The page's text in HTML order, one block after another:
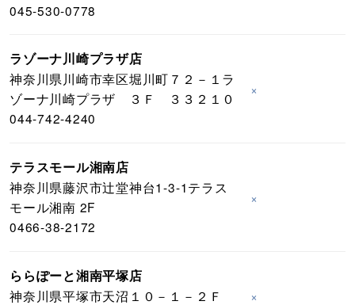
045-530-0778
ラゾーナ川崎プラザ店
神奈川県川崎市幸区堀川町７２－１ラ
ゾーナ川崎プラザ ３Ｆ ３３２１０
044-742-4240
×
テラスモール湘南店
神奈川県藤沢市辻堂神台1-3-1テラス
モール湘南 2F
0466-38-2172
×
ららぽーと湘南平塚店
神奈川県平塚市天沼１０－１－２Ｆ
×